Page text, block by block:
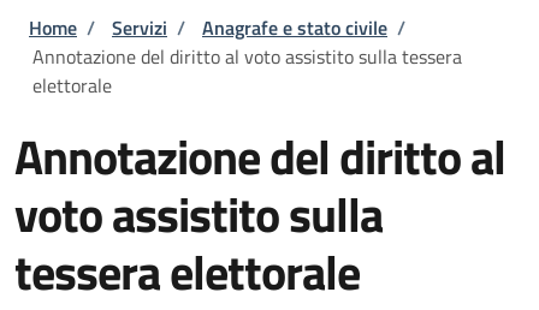
Briciole di pane
Home / Servizi / Anagrafe e stato civile /
Annotazione del diritto al voto assistito sulla tessera
elettorale
Annotazione del diritto al
voto assistito sulla
tessera elettorale